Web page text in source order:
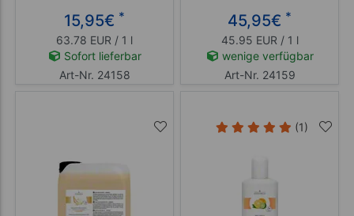
15,95€ *
63.78 EUR / 1 l
Sofort lieferbar
Art-Nr. 24158
45,95€ *
45.95 EUR / 1 l
wenige verfügbar
Art-Nr. 24159
(1)